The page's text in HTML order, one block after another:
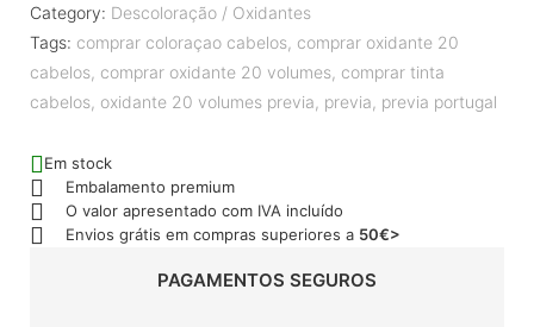
Category: Descoloração / Oxidantes
Tags: comprar coloraçao cabelos, comprar oxidante 20
cabelos, comprar oxidante 20 volumes, comprar tinta
cabelos, oxidante 20 volumes previa, previa, previa portugal
Em stock
Embalamento premium
O valor apresentado com IVA incluído
Envios grátis em compras superiores a 50€>
PAGAMENTOS SEGUROS